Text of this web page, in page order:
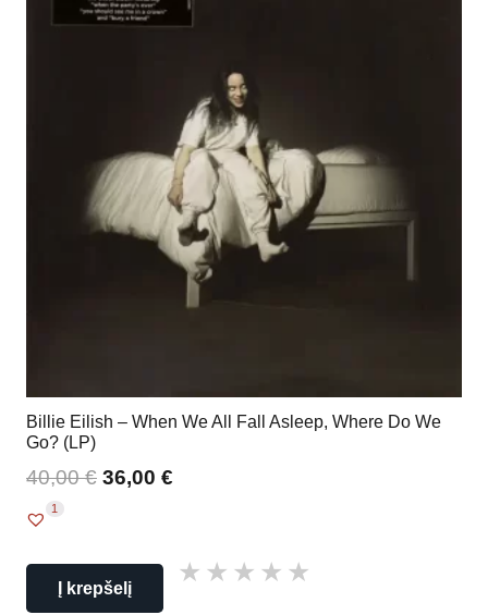
Billie Eilish – When We All Fall Asleep, Where Do We
Go? (LP)
40,00€ 36,00 €
1
Į krepšelį